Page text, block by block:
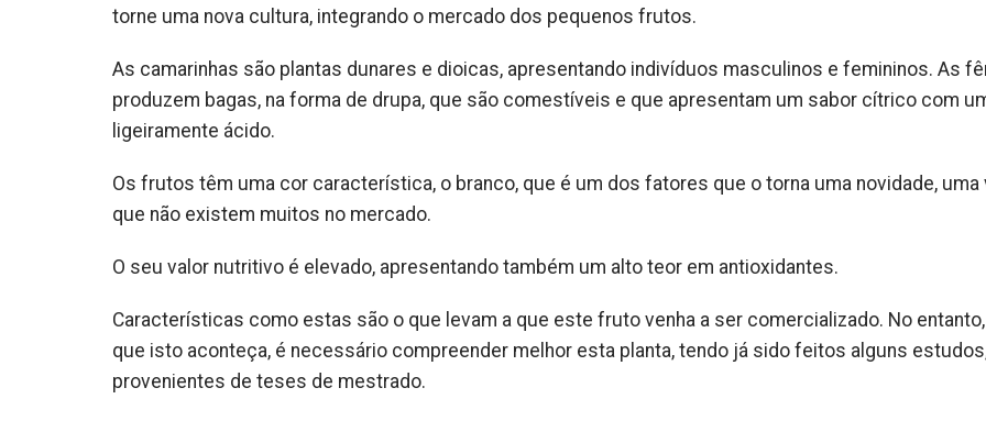
torne uma nova cultura, integrando o mercado dos pequenos frutos.
As camarinhas são plantas dunares e dioicas, apresentando indivíduos masculinos e femininos. As
produzem bagas, na forma de drupa, que são comestíveis e que apresentam um sabor cítrico com
ligeiramente ácido.
Os frutos têm uma cor característica, o branco, que é um dos fatores que o torna uma novidade, uma
que não existem muitos no mercado.
O seu valor nutritivo é elevado, apresentando também um alto teor em antioxidantes.
Características como estas são o que levam a que este fruto venha a ser comercializado. No
que isto aconteça, é necessário compreender melhor esta planta, tendo já sido feitos alguns
provenientes de teses de mestrado.